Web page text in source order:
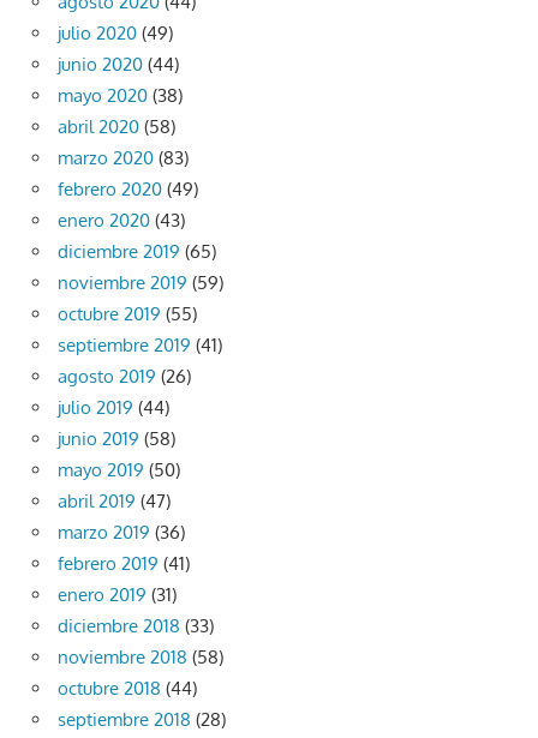
julio 2020 (49)
junio 2020 (44)
mayo 2020 (38)
abril 2020 (58)
marzo 2020 (83)
febrero 2020 (49)
enero 2020 (43)
diciembre 2019 (65)
noviembre 2019 (59)
octubre 2019 (55)
septiembre 2019 (41)
agosto 2019 (26)
julio 2019 (44)
junio 2019 (58)
mayo 2019 (50)
abril 2019 (47)
marzo 2019 (36)
febrero 2019 (41)
enero 2019 (31)
diciembre 2018 (33)
noviembre 2018 (58)
octubre 2018 (44)
septiembre 2018 (28)